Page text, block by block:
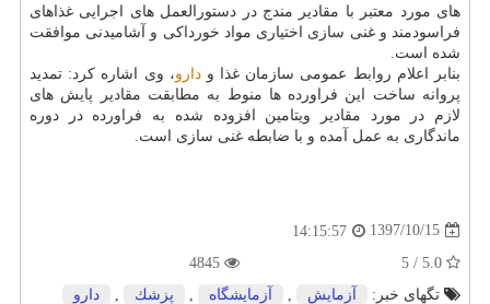
های مورد معتبر با مقادیر مندج در دستورالعمل های اجرایی غذاهای
فراسودمند و غنی سازی اختیاری مواد خورداكی و آشامیدنی موافقت
شده است.
بنابر اعلام روابط عمومی سازمان غذا ودارو، وی اشاره كرد: تمدید
پروانه ساخت این فراورده ها منوط به مطابقت مقادیر پایش های
لازم در مورد مقادیر ویتامین افزوده شده به فراورده در دوره
ماندگاری به عمل آمده و با ضابطه غنی سازی است.
1397/10/15
14:15:57
تگهای خبر:
آزمایش آزمایشگاه پزشك دارو